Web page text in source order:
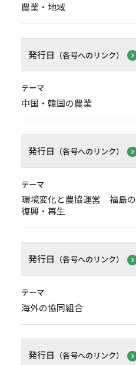
農業・地域
発行日 （各号へのリンク）
テーマ
中国・韓国の農業
発行日 （各号へのリンク）
テーマ
環境変化と農協運営 福島の
復興・再生
発行日 （各号へのリンク）
テーマ
海外の協同組合
発行日 （各号へのリンク）